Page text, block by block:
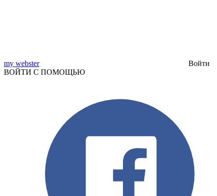
my webster
Войти
ВОЙТИ С ПОМОЩЬЮ